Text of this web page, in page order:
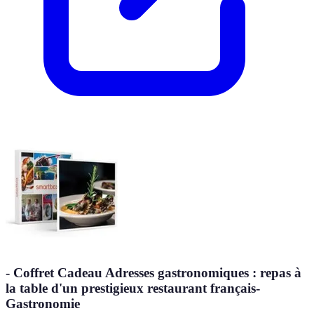
- Coffret Cadeau Adresses gastronomiques : repas à
la table d'un prestigieux restaurant français-
Gastronomie